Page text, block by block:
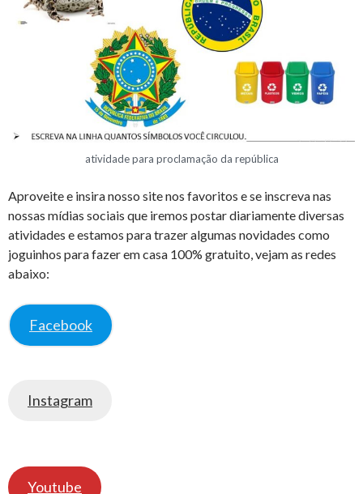
atividade para proclamação da república
Aproveite e insira nosso site nos favoritos e se inscreva nas
nossas mídias sociais que iremos postar diariamente diversas
atividades e estamos para trazer algumas novidades como
joguinhos para fazer em casa 100% gratuito, vejam as redes
abaixo:
Facebook
Instagram
Youtube